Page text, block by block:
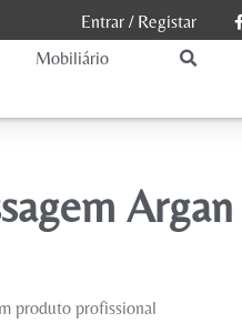
Entrar/ Registar
Mobiliário
Argan
produto profissional